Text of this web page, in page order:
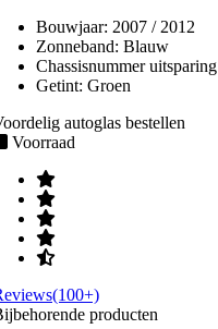
Bouwjaar: 2007 / 2012
Zonneband: Blauw
Chassisnummer uitsparing
Getint: Groen
autoglas bestellen
Voorraad
producten